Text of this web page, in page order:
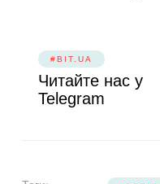
#BIT.UA
Читайте нас у
Telegram